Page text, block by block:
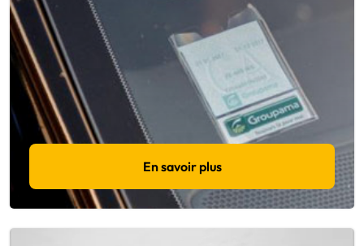
En savoir plus